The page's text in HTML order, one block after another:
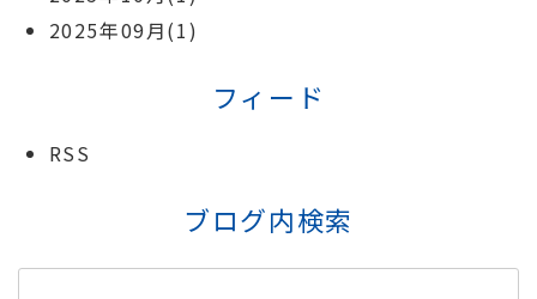
2025年09月(1)
フィード
RSS
ブログ内検索